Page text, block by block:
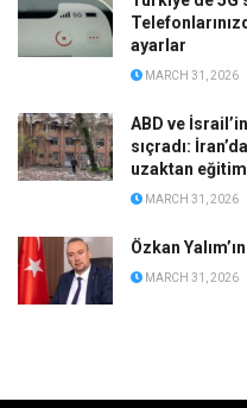
ayarlar
MARCH 31, 2026
ABD ve
sıçradı:
uzaktan
MARCH 31, 2026
Özkan
MARCH 31, 2026